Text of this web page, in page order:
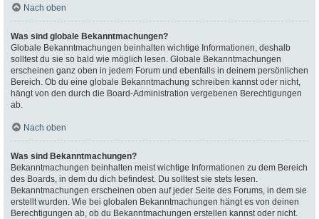
Nach oben
Was sind globale Bekanntmachungen?
Globale Bekanntmachungen beinhalten wichtige Informationen, deshalb
solltest du sie so bald wie möglich lesen. Globale Bekanntmachungen
erscheinen ganz oben in jedem Forum und ebenfalls in deinem persönlichen
Bereich. Ob du eine globale Bekanntmachung schreiben kannst oder nicht,
hängt von den durch die Board-Administration vergebenen Berechtigungen
ab.
Nach oben
Was sind Bekanntmachungen?
Bekanntmachungen beinhalten meist wichtige Informationen zu dem Bereich
des Boards, in dem du dich befindest. Du solltest sie stets lesen.
Bekanntmachungen erscheinen oben auf jeder Seite des Forums, in dem sie
erstellt wurden. Wie bei globalen Bekanntmachungen hängt es von deinen
Berechtigungen ab, ob du Bekanntmachungen erstellen kannst oder nicht.